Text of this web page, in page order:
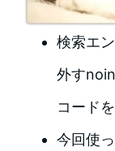
検索エ
外す
コード
今回使